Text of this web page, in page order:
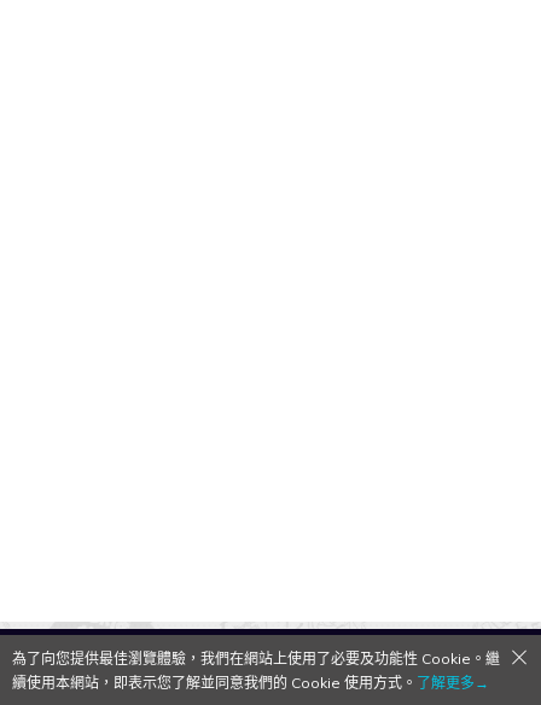
QooApp Limited © 2026
為了向您提供最佳瀏覽體驗，我們在網站上使用了必要及功能性 Cookie。繼
續使用本網站，即表示您了解並同意我們的 Cookie 使用方式。 了解更多→